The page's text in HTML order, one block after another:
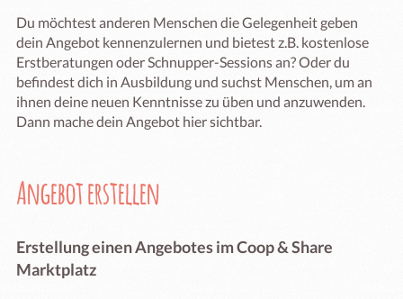
Du möchtest anderen Menschen die Gelegenheit geben
dein Angebot kennenzulernen und bietest z.B. kostenlose
Erstberatungen oder Schnupper-Sessions an? Oder du
befindest dich in Ausbildung und suchst Menschen, um an
ihnen deine neuen Kenntnisse zu üben und anzuwenden.
Dann mache dein Angebot hier sichtbar.
Angebot erstellen
Erstellung einen Angebotes im Coop & Share
Marktplatz